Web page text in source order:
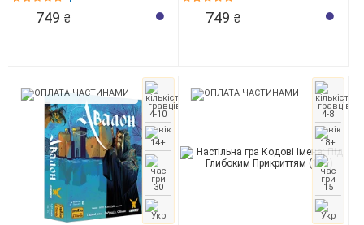
749 ₴ 749 ₴
4-10
14+
30
4-8
18+
15